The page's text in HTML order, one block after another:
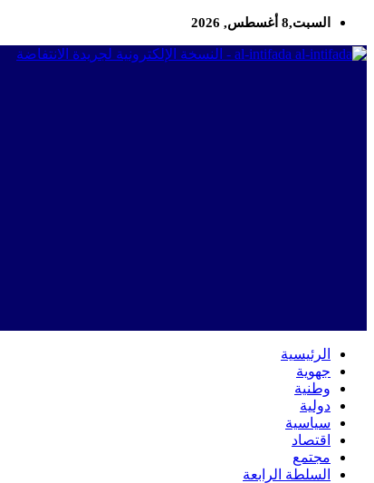
السبت,8 أغسطس, 2026
al-intifada - النسخة الإلكترونية لجريدة الانتفاضة
الرئيسية
جهوية
وطنية
دولية
سياسية
اقتصاد
مجتمع
السلطة الرابعة